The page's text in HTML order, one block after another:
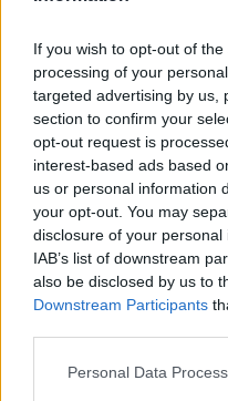
If you wish to opt-out of
processing of your
targeted advertising by us,
section to confirm your
opt-out request is
interest-based ads based
us or personal information
your opt-out. You may
disclosure of your
IAB’s list of downstream
also be disclosed by us to
Downstream Participants
Personal Data
Kulturális és Innovációs